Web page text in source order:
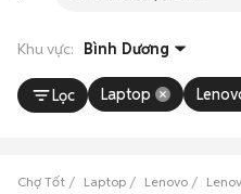
Khu vực: Bình Dương
Lọc Laptop
Chợ Tốt Laptop Lenovo